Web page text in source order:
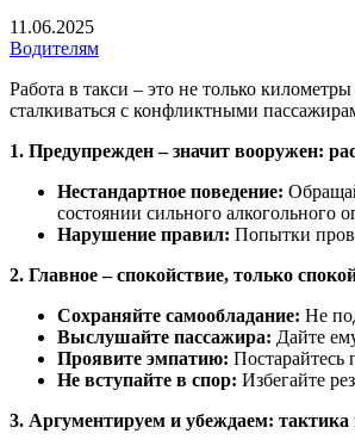
11.06.2025
Водителям
Работа в такси – это не только
сталкиваться с конфликтными
1. Предупрежден – значит вооружен:
Нестандартное поведение:
состоянии сильного алкогольного
Нарушение правил: Попытки
2. Главное – спокойствие, только
Сохраняйте самообладание: Не
Выслушайте пассажира: Дайте
Проявите эмпатию: Постарайтесь
Не вступайте в спор: Избегайте
3. Аргументируем и убеждаем: тактика